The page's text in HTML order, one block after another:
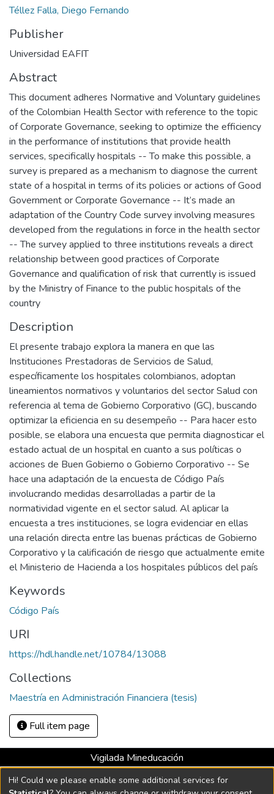
Téllez Falla, Diego Fernando
Publisher
Universidad EAFIT
Abstract
This document adheres Normative and Voluntary guidelines
of the Colombian Health Sector with reference to the topic
of Corporate Governance, seeking to optimize the efficiency
in the performance of institutions that provide health
services, specifically hospitals -- To make this possible, a
survey is prepared as a mechanism to diagnose the current
state of a hospital in terms of its policies or actions of Good
Government or Corporate Governance -- It’s made an
adaptation of the Country Code survey involving measures
developed from the regulations in force in the health sector
-- The survey applied to three institutions reveals a direct
relationship between good practices of Corporate
Governance and qualification of risk that currently is issued
by the Ministry of Finance to the public hospitals of the
country
Description
El presente trabajo explora la manera en que las
Instituciones Prestadoras de Servicios de Salud,
específicamente los hospitales colombianos, adoptan
lineamientos normativos y voluntarios del sector Salud con
referencia al tema de Gobierno Corporativo (GC), buscando
optimizar la eficiencia en su desempeño -- Para hacer esto
posible, se elabora una encuesta que permita diagnosticar el
estado actual de un hospital en cuanto a sus políticas o
acciones de Buen Gobierno o Gobierno Corporativo -- Se
hace una adaptación de la encuesta de Código País
involucrando medidas desarrolladas a partir de la
normatividad vigente en el sector salud. Al aplicar la
encuesta a tres instituciones, se logra evidenciar en ellas
una relación directa entre las buenas prácticas de Gobierno
Corporativo y la calificación de riesgo que actualmente emite
el Ministerio de Hacienda a los hospitales públicos del país
Keywords
Código País
URI
https://hdl.handle.net/10784/13088
Collections
Maestría en Administración Financiera (tesis)
Full item page
Vigilada Mineducación
Universidad con Acreditación Institucional hasta 2026 -
Resolución MEN 2158 de 2018
Hi! Could we please enable some additional services for